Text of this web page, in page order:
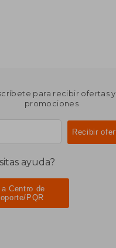
para recibir ofertas y
promociones
ayuda?
a Centro de
PQR